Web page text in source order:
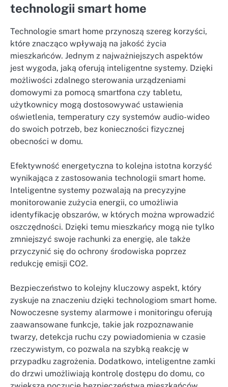
technologii smart home
Technologie smart home przynoszą szereg korzyści,
które znacząco wpływają na jakość życia
mieszkańców. Jednym z najważniejszych aspektów
jest wygoda, jaką oferują inteligentne systemy. Dzięki
możliwości zdalnego sterowania urządzeniami
domowymi za pomocą smartfona czy tabletu,
użytkownicy mogą dostosowywać ustawienia
oświetlenia, temperatury czy systemów audio-wideo
do swoich potrzeb, bez konieczności fizycznej
obecności w domu.
Efektywność energetyczna to kolejna istotna korzyść
wynikająca z zastosowania technologii smart home.
Inteligentne systemy pozwalają na precyzyjne
monitorowanie zużycia energii, co umożliwia
identyfikację obszarów, w których można wprowadzić
oszczędności. Dzięki temu mieszkańcy mogą nie tylko
zmniejszyć swoje rachunki za energię, ale także
przyczynić się do ochrony środowiska poprzez
redukcję emisji CO2.
Bezpieczeństwo to kolejny kluczowy aspekt, który
zyskuje na znaczeniu dzięki technologiom smart home.
Nowoczesne systemy alarmowe i monitoringu oferują
zaawansowane funkcje, takie jak rozpoznawanie
twarzy, detekcja ruchu czy powiadomienia w czasie
rzeczywistym, co pozwala na szybką reakcję w
przypadku zagrożenia. Dodatkowo, inteligentne zamki
do drzwi umożliwiają kontrolę dostępu do domu, co